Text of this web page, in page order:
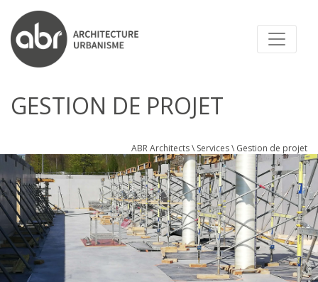
ABR ARCHITECTS
GESTION DE PROJET
ABR Architects\ Services\ Gestion de projet